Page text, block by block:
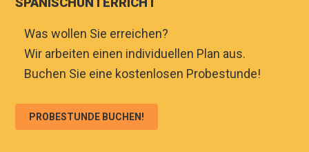
♦Was wollen Sie erreichen?
♦Wir arbeiten einen individuellen Plan aus.
Buchen Sie eine kostenlosen Probestunde!
PROBESTUNDE BUCHEN!